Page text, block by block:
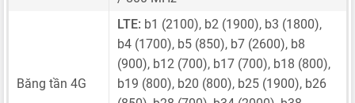
Băng tần 4G
LTE: b1 (2100), b2 (1900), b3 (1800),
b4 (1700), b5 (850), b7 (2600), b8
(900), b12 (700), b17 (700), b18 (800),
b19 (800), b20 (800), b25 (1900), b26